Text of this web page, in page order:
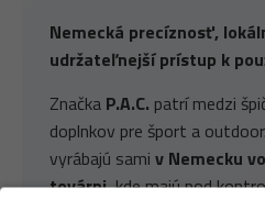
Nemecká precíznosť,
udržateľnejší prístup k
Značka P.A.C. patrí medzi
doplnkov pre šport a
vyrábajú sami v Nemecku
továrni, kde majú pod